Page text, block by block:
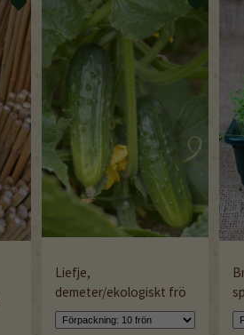
Liefje,
demeter/ekologiskt frö